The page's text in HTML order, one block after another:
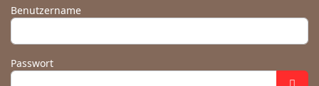
Benutzername
Passwort